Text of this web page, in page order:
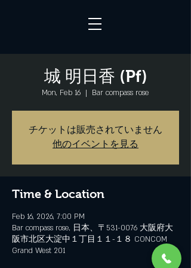
城 明日香 (Pf)
Mon, Feb 16
  |
Bar compass rose
チケットは販売されていません
他のイベントを見る
Time & Location
Feb 16, 2026, 7:00 PM
Bar compass rose, 日本、〒531-0076 大阪府大
阪市北区大淀中１丁目１１−１８ CONCOM
Grand West 201